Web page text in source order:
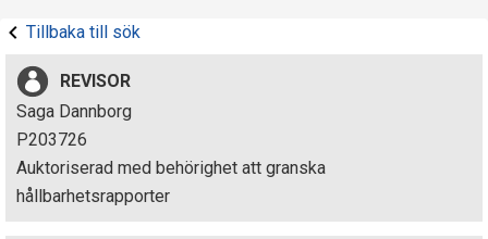
r
s
i
n
s
Tillbaka till sök
REVISOR
Saga Dannborg
P203726
Auktoriserad med behörighet att granska
hållbarhetsrapporter